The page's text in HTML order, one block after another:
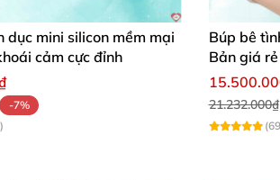
thân phát nhiệt Toysheart
thân phát nhiệt Toysheart
dục mini silicon mềm mại
cảm cực đỉnh
-7%
Búp bê
Bản giá
21.232.000₫